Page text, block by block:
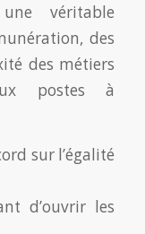
véritable
des
des métiers
postes à
sur l’égalité
d’ouvrir les